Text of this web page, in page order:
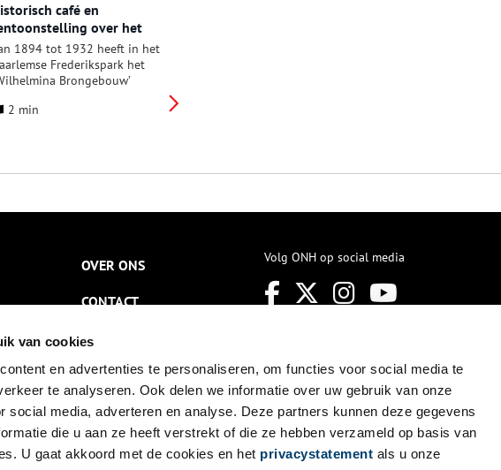
van cookies
en advertenties te personaliseren, om functies voor social media te
te analyseren. Ook delen we informatie over uw gebruik van onze
social media, adverteren en analyse. Deze partners kunnen deze gegevens
die u aan ze heeft verstrekt of die ze hebben verzameld op basis van
U gaat akkoord met de cookies en het privacystatement als u onze
café en
over het
in Haarlem
1894 tot 1932 heeft in het
Frederikspark het
Brongebouw’
met een badhuis en
Nadat rond 1900 de
werd ook in flesjes op de markt
Van 31 januari tot 27
Haarlem een kleine
over het
Brongebouw te zien.
2 min
OVER ONS
CONTACT
NIEUWSBRIEF
DISCLAIMER
PRIVACY
TOEGANKELIJKHEID
Volg ONH op social media